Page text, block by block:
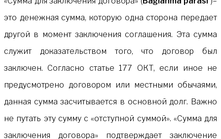
это денежная сумма, которую одна сторона передает
другой в момент заключения соглашения. Эта сумма
служит доказательством того, что договор был
заключен. Согласно статье 177 ОКТ, если иное не
предусмотрено договором или местными обычаями,
данная сумма засчитывается в основной долг. Важно
не путать эту сумму с «отступной суммой». «Сумма для
заключения договора» подтверждает заключение